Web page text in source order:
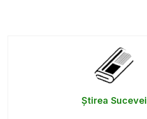
Știrea Sucevei